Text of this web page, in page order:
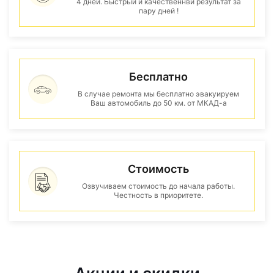
пару дней !
Бесплатно
В случае ремонта мы бесплатно эвакуируем
Ваш автомобиль до 50 км. от МКАД-а
Стоимость
Озвучиваем стоимость до начала работы.
Честность в приоритете.